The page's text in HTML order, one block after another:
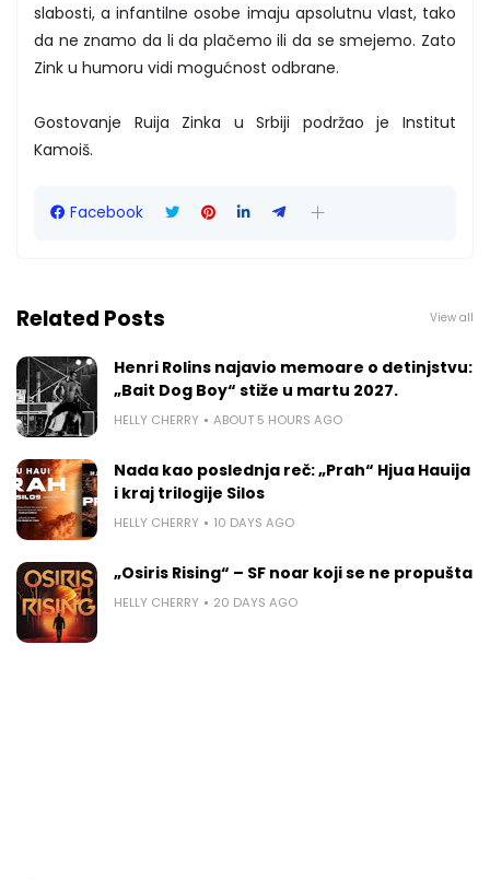
slabosti, a infantilne osobe imaju apsolutnu vlast, tako
da ne znamo da li da plačemo ili da se smejemo. Zato
Zink u humoru vidi mogućnost odbrane.
Gostovanje Ruija Zinka u Srbiji podržao je Institut
Kamoiš.
Facebook
Related Posts View all
Henri Rolins najavio memoare o detinjstvu:
„Bait Dog Boy“ stiže u martu 2027.
HELLY CHERRY ABOUT 5 HOURS AGO
Nada kao poslednja reč: „Prah“ Hjua Hauija
i kraj trilogije Silos
HELLY CHERRY 10 DAYS AGO
„Osiris Rising“ – SF noar koji se ne propušta
HELLY CHERRY 20 DAYS AGO